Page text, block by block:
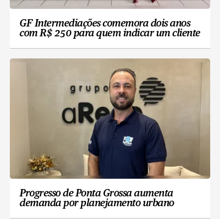
GF Intermediações comemora dois anos
com R$ 250 para quem indicar um cliente
Progresso de Ponta Grossa aumenta
demanda por planejamento urbano